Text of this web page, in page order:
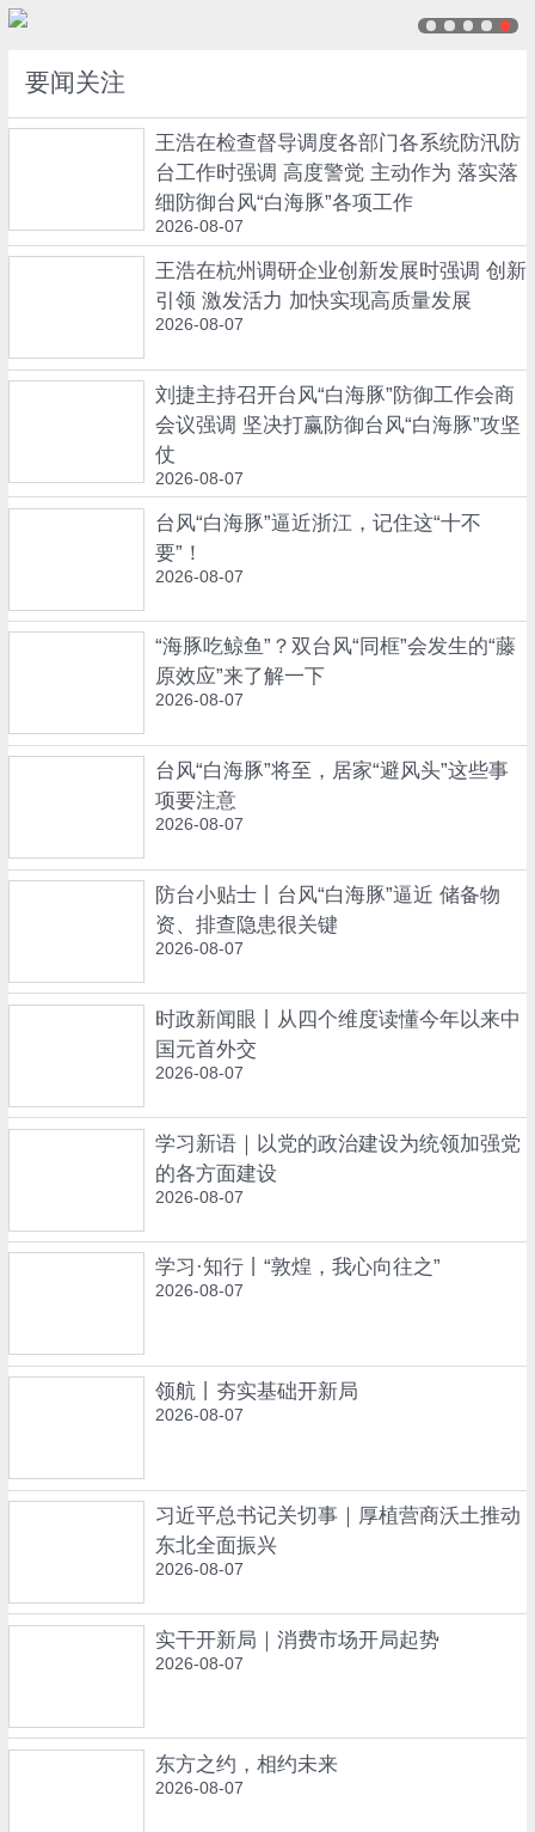
要闻关注
王浩在检查督导调度各部门各系统防汛防
台工作时强调 高度警觉 主动作为 落实落
细防御台风“白海豚”各项工作
2026-08-07
王浩在杭州调研企业创新发展时强调 创新
引领 激发活力 加快实现高质量发展
2026-08-07
刘捷主持召开台风“白海豚”防御工作会商
会议强调 坚决打赢防御台风“白海豚”攻坚
仗
2026-08-07
台风“白海豚”逼近浙江，记住这“十不
要”！
2026-08-07
“海豚吃鲸鱼”？双台风“同框”会发生的“藤
原效应”来了解一下
2026-08-07
台风“白海豚”将至，居家“避风头”这些事
项要注意
2026-08-07
防台小贴士丨台风“白海豚”逼近 储备物
资、排查隐患很关键
2026-08-07
时政新闻眼丨从四个维度读懂今年以来中
国元首外交
2026-08-07
学习新语｜以党的政治建设为统领加强党
的各方面建设
2026-08-07
学习·知行丨“敦煌，我心向往之”
2026-08-07
领航丨夯实基础开新局
2026-08-07
习近平总书记关切事｜厚植营商沃土推动
东北全面振兴
2026-08-07
实干开新局｜消费市场开局起势
2026-08-07
东方之约，相约未来
2026-08-07